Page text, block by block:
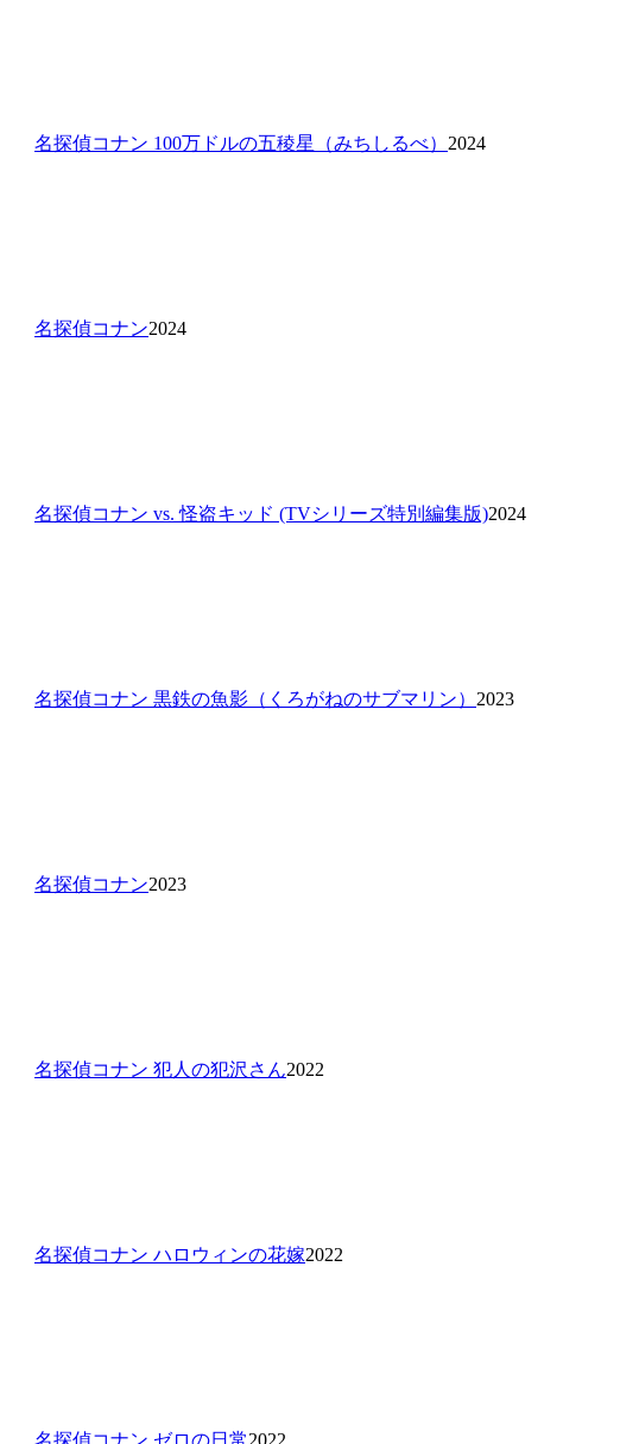
名探偵コナン 100万ドルの五稜星（みちしるべ） 2024
名探偵コナン2024
名探偵コナン vs. 怪盗キッド (TVシリーズ特別編集版)2024
名探偵コナン 黒鉄の魚影（くろがねのサブマリン） 2023
名探偵コナン2023
名探偵コナン 犯人の犯沢さん2022
名探偵コナン ハロウィンの花嫁2022